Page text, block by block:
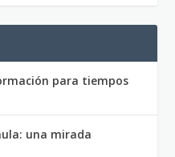
para tiempos
una mirada